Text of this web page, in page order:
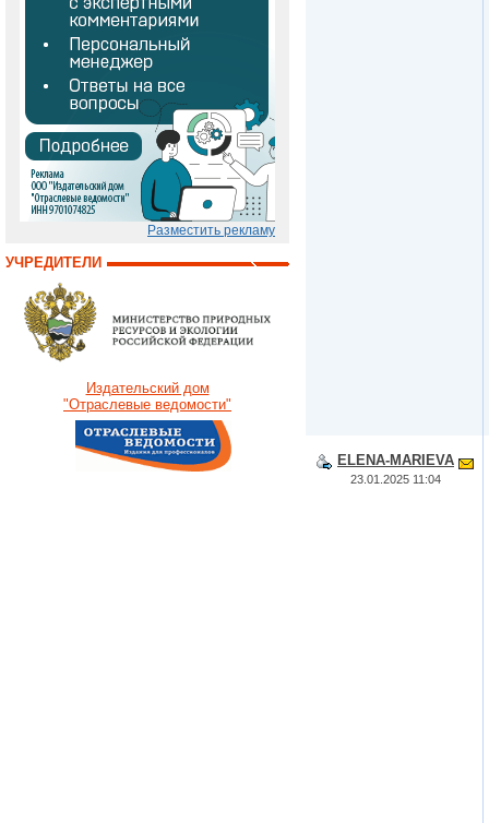
Разместить рекламу
УЧРЕДИТЕЛИ
Издательский дом
"Отраслевые ведомости"
ELENA-MARIEVA
23.01.2025 11:04